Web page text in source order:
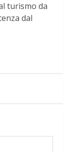
turismo da
dal